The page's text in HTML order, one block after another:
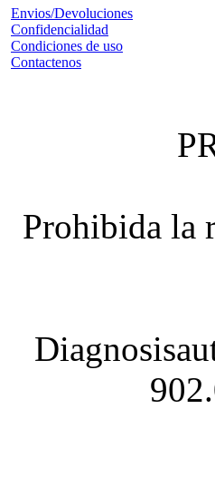
Envios/Devoluciones
Confidencialidad
Condiciones de uso
Contactenos
Prohibida la